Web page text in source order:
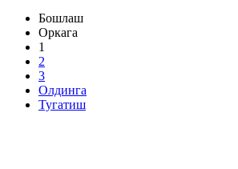
Бошлаш
Оркага
1
2
3
Олдинга
Тугатиш